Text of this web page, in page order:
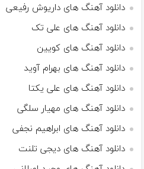
دانلود آهنگ های داریوش رفیعی
دانلود آهنگ های علی تک
دانلود آهنگ های کویین
دانلود آهنگ های بهرام آوید
دانلود آهنگ های علی یکتا
دانلود آهنگ های مهیار سلگی
دانلود آهنگ های ابراهیم نجفی
دانلود آهنگ های دیجی تلنت